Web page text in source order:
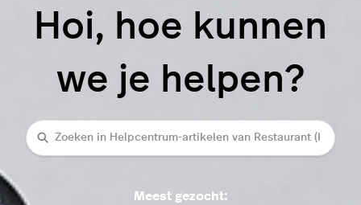
Hoi, hoe kunnen
we je helpen?
Zoeken
Meest gezocht: